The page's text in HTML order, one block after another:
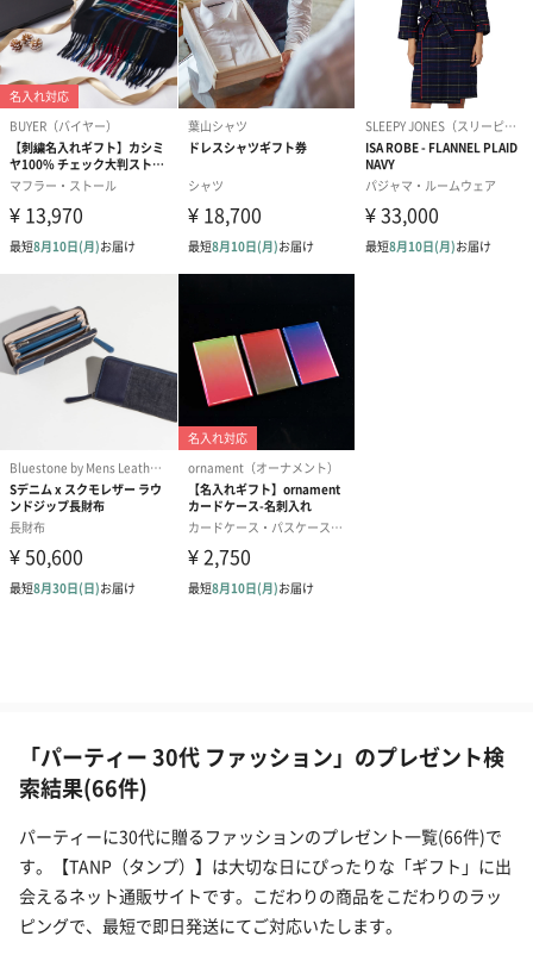
「パーティー 30代 ファッション」のプレゼント検
索結果(66件)
パーティーに30代に贈るファッションのプレゼント一覧(66件)で
す。【TANP（タンプ）】は大切な日にぴったりな「ギフト」に出
会えるネット通販サイトです。こだわりの商品をこだわりのラッ
ピングで、最短で即日発送にてご対応いたします。